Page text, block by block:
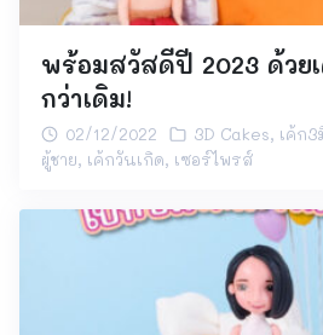
พร้อมสวัสดีปี 2023 ด้วย
กว่าเดิม!
02/12/2022 3D Cakes, เค้ก3
ผู้ชาย, เค้กวันเกิด, เซอร์ไพรส์